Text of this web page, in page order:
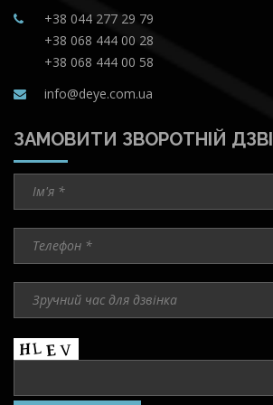
+38 044 277 29 79
+38 068 444 00 28
+38 068 444 00 58
info@deye.com.ua
ЗАМОВИТИ ЗВОРОТНІЙ